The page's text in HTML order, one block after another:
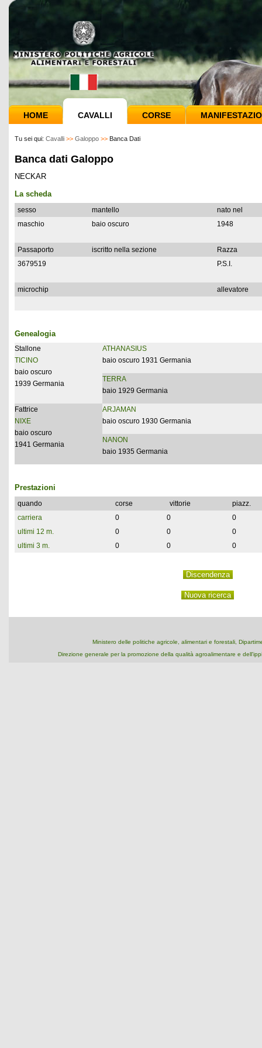
HOME CAVALLI CORSE
Tu sei qui: Cavalli >> Galoppo >> Banca Dati
Banca dati Galoppo
NECKAR
La scheda
sesso mantello
nato nel
maschio
baio oscuro 1948
Passaporto iscritto nella sezione
Razza
3679519
P.S.I.
microchip allevatore
Genealogia
Stallone
TICINO
baio oscuro
1939 Germania
ATHANASIUS
baio oscuro 1931 Germania
TERRA
baio 1929 Germania
Fattrice
NIXE
baio oscuro
1941 Germania
ARJAMAN
baio oscuro 1930 Germania
NANON
baio 1935 Germania
Prestazioni
quando corse vittorie
piazz.
carriera
0 0
0
ultimi 12 m.
0 0
0
ultimi 3 m.
0 0 0
Ministero delle politiche agricole, alimentari e forestali,
Direzione generale per la promozione della qualità agroalimentare e